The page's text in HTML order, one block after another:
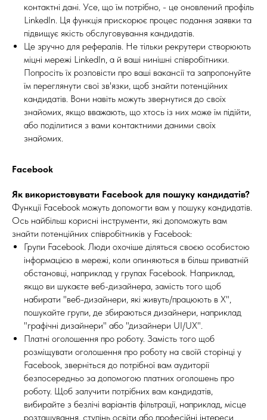
контактні дані. Усе, що їм потрібно, - це оновлений профіль
LinkedIn. Ця функція прискорює процес подання заявки та
підвищує якість обслуговування кандидатів.
Це зручно для рефералів. Не тільки рекрутери створюють
міцні мережі LinkedIn, а й ваші нинішні співробітники.
Попросіть їх розповісти про ваші вакансії та запропонуйте
їм переглянути свої зв'язки, щоб знайти потенційних
кандидатів. Вони навіть можуть звернутися до своїх
знайомих, якщо вважають, що хтось із них може їм підійти,
або поділитися з вами контактними даними своїх
знайомих.
Facebook
Як використовувати Facebook для пошуку кандидатів?
Функції Facebook можуть допомогти вам у пошуку кандидатів.
Ось найбільш корисні інструменти, які допоможуть вам
знайти потенційних співробітників у Facebook:
Групи Facebook. Люди охочіше діляться своєю особистою
інформацією в мережі, коли опиняються в більш приватній
обстановці, наприклад у групах Facebook. Наприклад,
якщо ви шукаєте веб-дизайнера, замість того щоб
набирати "веб-дизайнери, які живуть/працюють в X",
пошукайте групи, де збираються дизайнери, наприклад
"графічні дизайнери" або "дизайнери UI/UX".
Платні оголошення про роботу. Замість того щоб
розміщувати оголошення про роботу на своїй сторінці у
Facebook, зверніться до потрібної вам аудиторії
безпосередньо за допомогою платних оголошень про
роботу. Щоб залучити потрібних вам кандидатів,
вибирайте з безлічі варіантів фільтрації, наприклад, місце
розташування, ступінь освіти або професійні інтереси